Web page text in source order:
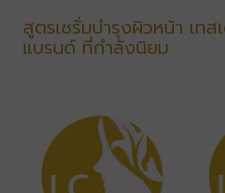
สูตรเซรั่มบำรุงผิวหน้า เท
แบรนด์ ที่กำลังนิยม